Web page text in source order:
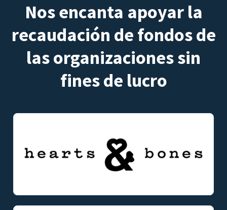
Nos encanta apoyar la
recaudación de fondos de
las organizaciones sin
fines de lucro